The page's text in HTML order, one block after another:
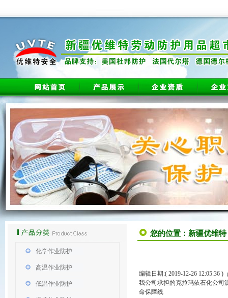
化学作业防护
高温作业防护
低温作业防护
您的位置： 新疆优维特
编辑日期:( 2019-12-26 12:05:36
我公司承担的克拉玛依石化公司
命保障线